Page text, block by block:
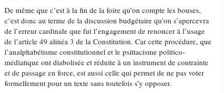
De même que c’est à la fin de la foire qu’on compte les bouses,
c’est donc au terme de la discussion budgétaire qu’on s’apercevra
de l’erreur cardinale que fut l’engagement de renoncer à l’usage
de l’article 49 alinéa 3 de la Constitution. Car cette procédure, que
l’analphabétisme constitutionnel et le psittacisme politico-
médiatique ont diabolisée et réduite à un instrument de contrainte
et de passage en force, est aussi celle qui permet de ne pas voter
formellement pour un texte sans toutefois s’y opposer.